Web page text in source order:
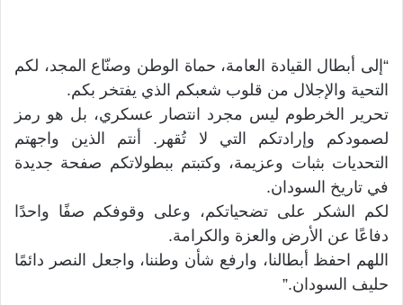
“إلى أبطال القيادة العامة، حماة الوطن وصنّاع المجد، لكم
التحية والإجلال من قلوب شعبكم الذي يفتخر بكم.
تحرير الخرطوم ليس مجرد انتصار عسكري، بل هو رمز
لصمودكم وإرادتكم التي لا تُقهر. أنتم الذين واجهتم
التحديات بثبات وعزيمة، وكتبتم ببطولاتكم صفحة جديدة
في تاريخ السودان.
لكم الشكر على تضحياتكم، وعلى وقوفكم صفًا واحدًا
دفاعًا عن الأرض والعزة والكرامة.
اللهم احفظ أبطالنا، وارفع شأن وطننا، واجعل النصر دائمًا
حليف السودان.”